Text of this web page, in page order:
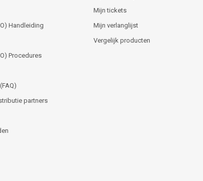
Handleiding
Procedures
partners
Mijn tickets
Mijn verlanglijst
Vergelijk producten